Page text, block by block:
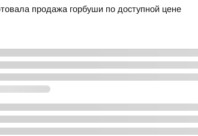
продажа горбуши по доступной цене